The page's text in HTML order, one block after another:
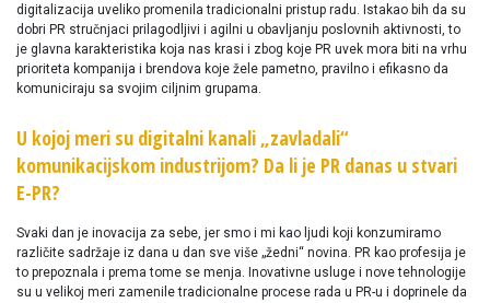
digitalizacija uveliko promenila tradicionalni pristup radu. Istakao bih da su
dobri PR stručnjaci prilagodljivi i agilni u obavljanju poslovnih aktivnosti, to
je glavna karakteristika koja nas krasi i zbog koje PR uvek mora biti na vrhu
prioriteta kompanija i brendova koje žele pametno, pravilno i efikasno da
komuniciraju sa svojim ciljnim grupama.
U kojoj meri su digitalni kanali „zavladali“
komunikacijskom industrijom? Da li je PR danas u stvari
E-PR?
Svaki dan je inovacija za sebe, jer smo i mi kao ljudi koji konzumiramo
različite sadržaje iz dana u dan sve više „žedni“ novina. PR kao profesija je
to prepoznala i prema tome se menja. Inovativne usluge i nove tehnologije
su u velikoj meri zamenile tradicionalne procese rada u PR-u i doprinele da